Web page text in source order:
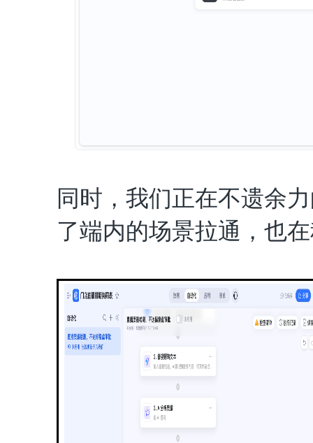
同时，我们正在不遗余
了端内的场景拉通，也